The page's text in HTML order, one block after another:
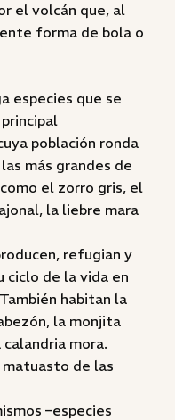
el volcán que, al
forma de bola o
especies que se
población ronda
más grandes de
el zorro gris, el
la liebre mara
refugian y
ciclo de la vida en
habitan la
la monjita
mora.
de las
–especies